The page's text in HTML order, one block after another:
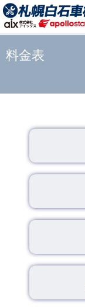
料金表